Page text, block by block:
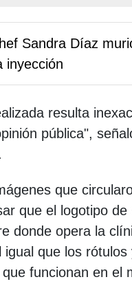
Sandra Díaz
inyección
resulta
pública",
que
que el logotipo
donde opera la
igual que los
funcionan en el